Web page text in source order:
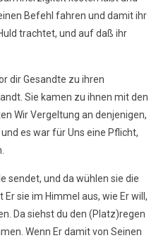
Befehl fahren und damit ihr
trachtet, und auf daß ihr
dir Gesandte zu ihren
Sie kamen zu ihnen mit den
Wir Vergeltung an denjenigen,
es war für Uns eine Pflicht,
sendet, und da wühlen sie die
sie im Himmel aus, wie Er will,
Da siehst du den (Platz)regen
Wenn Er damit von Seinen